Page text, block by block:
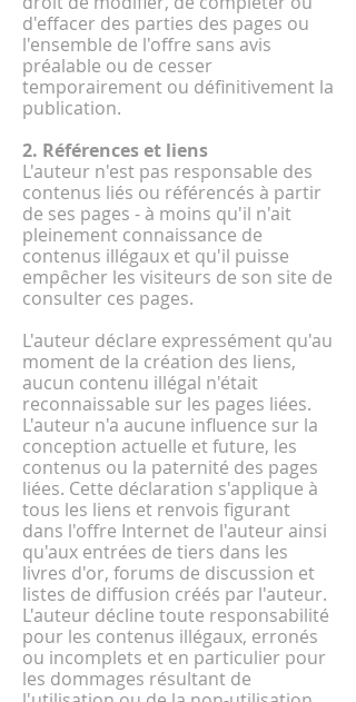
d'effacer des parties des pages ou
l'ensemble de l'offre sans avis
préalable ou de cesser
temporairement ou définitivement la
publication.
2. Références et liens
L'auteur n'est pas responsable des
contenus liés ou référencés à partir
de ses pages - à moins qu'il n'ait
pleinement connaissance de
contenus illégaux et qu'il puisse
empêcher les visiteurs de son site de
consulter ces pages.
L'auteur déclare expressément qu'au
moment de la création des liens,
aucun contenu illégal n'était
reconnaissable sur les pages liées.
L'auteur n'a aucune influence sur la
conception actuelle et future, les
contenus ou la paternité des pages
liées. Cette déclaration s'applique à
tous les liens et renvois figurant
dans l'offre Internet de l'auteur ainsi
qu'aux entrées de tiers dans les
livres d'or, forums de discussion et
listes de diffusion créés par l'auteur.
L'auteur décline toute responsabilité
pour les contenus illégaux, erronés
ou incomplets et en particulier pour
les dommages résultant de